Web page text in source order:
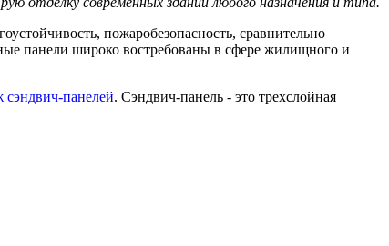
пожаробезопасность, сравнительно
панели широко востребованы в сфере жилищного и
сэндвич-панелей. Сэндвич-панель - это трехслойная